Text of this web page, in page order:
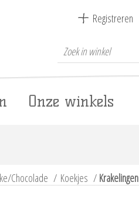
Registreren
Onze winkels
Chocolade / Koekjes / Krakelingen